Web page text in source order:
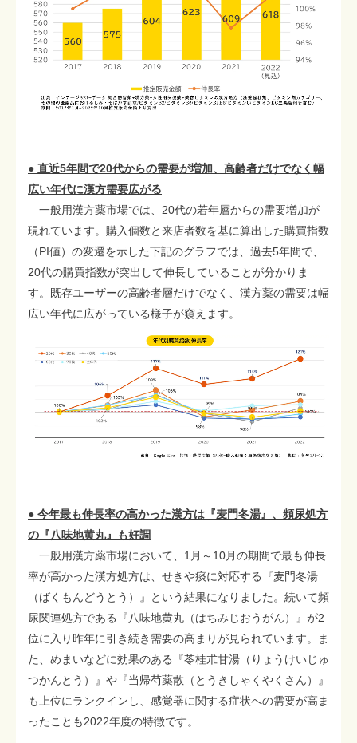
● 直近5年間で20代からの需要が増加、高齢者だけでなく幅
広い年代に漢方需要広がる
一般用漢方薬市場では、20代の若年層からの需要増加が
現れています。購入個数と来店者数を基に算出した購買指数
（PI値）の変遷を示した下記のグラフでは、過去5年間で、
20代の購買指数が突出して伸長していることが分かりま
す。既存ユーザーの高齢者層だけでなく、漢方薬の需要は幅
広い年代に広がっている様子が窺えます。
● 今年最も伸長率の高かった漢方は『麦門冬湯』、頻尿処方
の『八味地黄丸』も好調
一般用漢方薬市場において、1月～10月の期間で最も伸長
率が高かった漢方処方は、せきや痰に対応する『麦門冬湯
（ばくもんどうとう）』という結果になりました。続いて頻
尿関連処方である『八味地黄丸（はちみじおうがん）』が2
位に入り昨年に引き続き需要の高まりが見られています。ま
た、めまいなどに効果のある『苓桂朮甘湯（りょうけいじゅ
つかんとう）』や『当帰芍薬散（とうきしゃくやくさん）』
も上位にランクインし、感覚器に関する症状への需要が高ま
ったことも2022年度の特徴です。